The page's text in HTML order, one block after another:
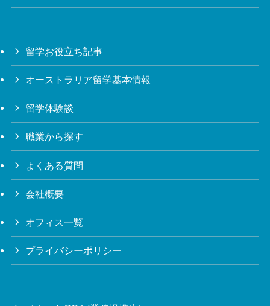
留学お役立ち記事
オーストラリア留学基本情報
留学体験談
職業から探す
よくある質問
会社概要
オフィス一覧
プライバシーポリシー